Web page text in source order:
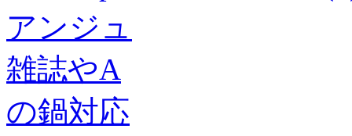
アンジュ
雑誌やA
の鍋対応